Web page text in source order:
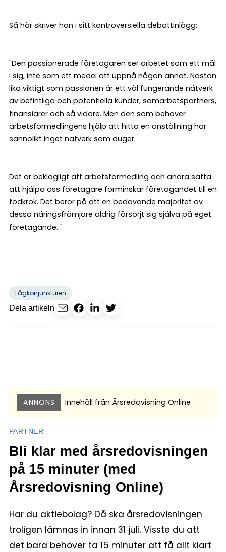
Så här skriver han i sitt kontroversiella debattinlägg:
"Den passionerade företagaren ser arbetet som ett mål
i sig, inte som ett medel att uppnå någon annat. Nästan
lika viktigt som passionen är ett väl fungerande nätverk
av befintliga och potentiella kunder, samarbetspartners,
finansiärer och så vidare. Men den som behöver
arbetsförmedlingens hjälp att hitta en anställning har
sannolikt inget nätverk som duger.
Det är beklagligt att arbetsförmedling och andra satta
att hjälpa oss företagare förminskar företagandet till en
födkrok. Det beror på att en bedövande majoritet av
dessa näringsfrämjare aldrig försörjt sig själva på eget
företagande. "
Lågkonjunkturen
Dela artikeln
ANNONS Innehåll från Årsredovisning Online
PARTNER
Bli klar med årsredovisningen
på 15 minuter (med
Årsredovisning Online)
Har du aktiebolag? Då ska årsredovisningen
troligen lämnas in innan 31 juli. Visste du att
det bara behöver ta 15 minuter att få allt klart